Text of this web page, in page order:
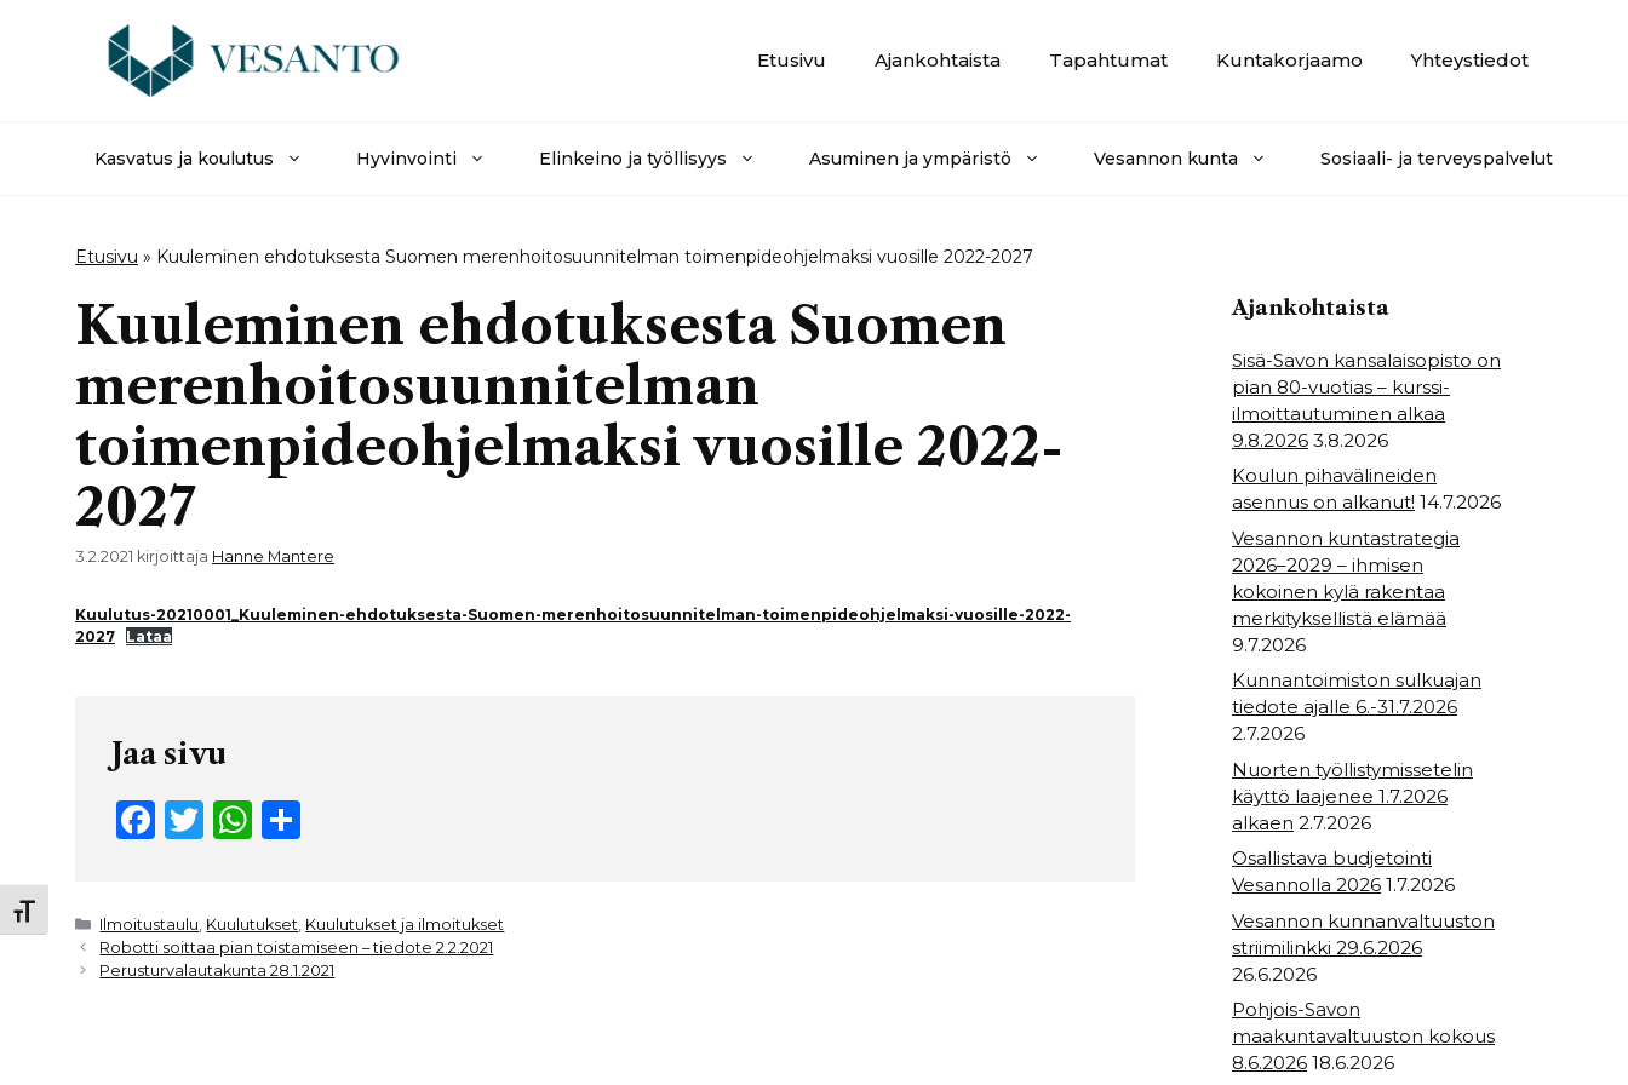
Toggle Font size
Etusivu
Ajankohtaista Tapahtumat Kuntakorjaamo Yhteystiedot
Kasvatus ja koulutus Hyvinvointi Elinkeino ja työllisyys Asuminen ja ympäristö Vesannon kunta Sosiaali- ja terveyspalvelut
Etusivu » Kuuleminen ehdotuksesta Suomen merenhoitosuunnitelman toimenpideohjelmaksi vuosille 2022-2027
Kuuleminen ehdotuksesta Suomen
merenhoitosuunnitelman
toimenpideohjelmaksi vuosille 2022-
2027
3.2.2021 kirjoittaja Hanne Mantere
Kuulutus-20210001_Kuuleminen-ehdotuksesta-Suomen-merenhoitosuunnitelman-toimenpideohjelmaksi-vuosille-2022-
2027
Lataa
Jaa sivu
F
e
b
T
t
e
W
ts
A
e
Kategoriat
Ilmoitustaulu Kuulutukset Kuulutukset ja ilmoitukset
Robotti soittaa pian toistamiseen – tiedote 2.2.2021
Perusturvalautakunta 28.1.2021
Ajankohtaista
Sisä-Savon kansalaisopisto on
pian 80-vuotias – kurssi-
ilmoittautuminen alkaa
9.8.2026 3.8.2026
Koulun pihavälineiden
asennus on alkanut! 14.7.2026
Vesannon kuntastrategia
2026–2029 – ihmisen
kokoinen kylä rakentaa
merkityksellistä elämää
9.7.2026
Kunnantoimiston sulkuajan
tiedote ajalle 6.-31.7.2026
2.7.2026
Nuorten työllistymissetelin
käyttö laajenee 1.7.2026
alkaen 2.7.2026
Osallistava budjetointi
Vesannolla 2026 1.7.2026
Vesannon kunnanvaltuuston
striimilinkki 29.6.2026
26.6.2026
Pohjois-Savon
maakuntavaltuuston kokous
8.6.2026 18.6.2026